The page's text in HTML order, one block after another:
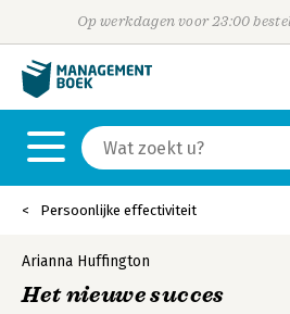
Op werkdagen voor 23:00
Persoonlijke effectiviteit
Arianna Huffington
Het nieuwe succes